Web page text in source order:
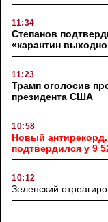
11:34
Степанов
«карантин
11:23
Трамп оголосив
президента США
10:58
Новый антирекорд.
подтвердился у 9
10:12
Зеленский